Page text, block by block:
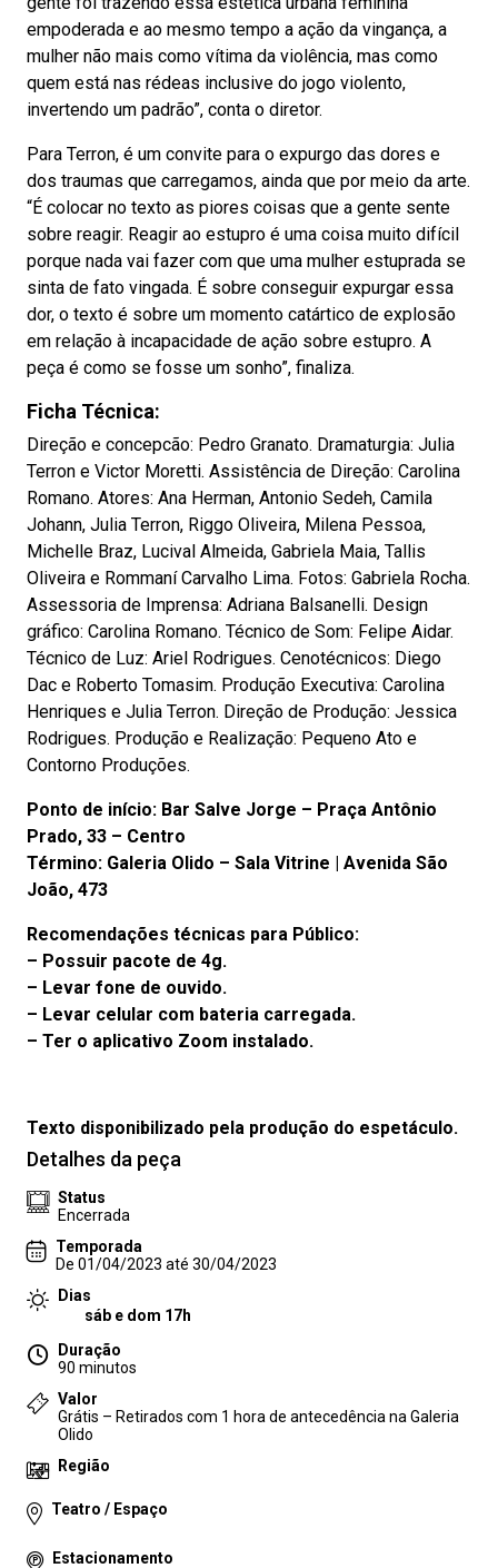
empoderada e ao mesmo tempo a ação da vingança, a
mulher não mais como vítima da violência, mas como
quem está nas rédeas inclusive do jogo violento,
invertendo um padrão”, conta o diretor.
Para Terron, é um convite para o expurgo das dores e
dos traumas que carregamos, ainda que por meio da arte.
“É colocar no texto as piores coisas que a gente sente
sobre reagir. Reagir ao estupro é uma coisa muito difícil
porque nada vai fazer com que uma mulher estuprada se
sinta de fato vingada. É sobre conseguir expurgar essa
dor, o texto é sobre um momento catártico de explosão
em relação à incapacidade de ação sobre estupro. A
peça é como se fosse um sonho”, finaliza.
Ficha Técnica:
Direção e concepcão: Pedro Granato. Dramaturgia: Julia
Terron e Victor Moretti. Assistência de Direção: Carolina
Romano. Atores: Ana Herman, Antonio Sedeh, Camila
Johann, Julia Terron, Riggo Oliveira, Milena Pessoa,
Michelle Braz, Lucival Almeida, Gabriela Maia, Tallis
Oliveira e Rommaní Carvalho Lima. Fotos: Gabriela Rocha.
Assessoria de Imprensa: Adriana Balsanelli. Design
gráfico: Carolina Romano. Técnico de Som: Felipe Aidar.
Técnico de Luz: Ariel Rodrigues. Cenotécnicos: Diego
Dac e Roberto Tomasim. Produção Executiva: Carolina
Henriques e Julia Terron. Direção de Produção: Jessica
Rodrigues. Produção e Realização: Pequeno Ato e
Contorno Produções.
Ponto de início: Bar Salve Jorge – Praça Antônio
Prado, 33 – Centro
Término: Galeria Olido – Sala Vitrine | Avenida São
João, 473
Recomendações técnicas para Público:
– Possuir pacote de 4g.
– Levar fone de ouvido.
– Levar celular com bateria carregada.
– Ter o aplicativo Zoom instalado.
Texto disponibilizado pela produção do espetáculo.
Detalhes da peça
Status
Encerrada
Temporada
De 01/04/2023 até 30/04/2023
Dias
sáb e dom 17h
Duração
90 minutos
Valor
Grátis – Retirados com 1 hora de antecedência na Galeria
Olido
Região
Teatro / Espaço
Estacionamento